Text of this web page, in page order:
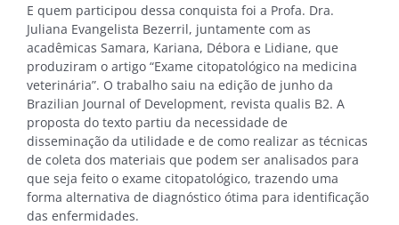
E quem participou dessa conquista foi a Profa. Dra.
Juliana Evangelista Bezerril, juntamente com as
acadêmicas Samara, Kariana, Débora e Lidiane, que
produziram o artigo “Exame citopatológico na medicina
veterinária”. O trabalho saiu na edição de junho da
Brazilian Journal of Development, revista qualis B2. A
proposta do texto partiu da necessidade de
disseminação da utilidade e de como realizar as técnicas
de coleta dos materiais que podem ser analisados para
que seja feito o exame citopatológico, trazendo uma
forma alternativa de diagnóstico ótima para identificação
das enfermidades.